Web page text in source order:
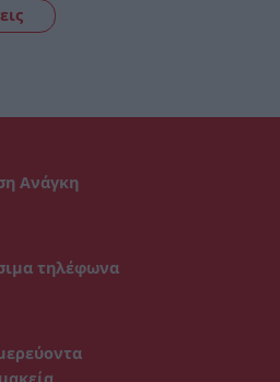
Ανάγκη
τηλέφωνα